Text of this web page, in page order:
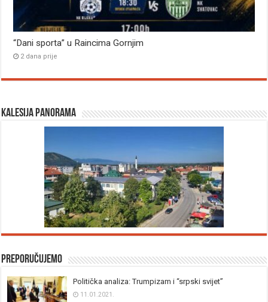
“Dani sporta” u Raincima Gornjim
2 dana prije
Kalesija panorama
Preporučujemo
Politička analiza: Trumpizam i “srpski svijet”
11.01.2021.